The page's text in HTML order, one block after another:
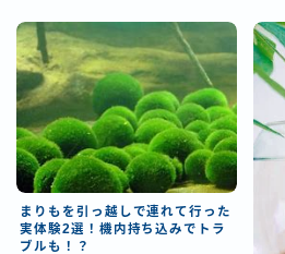
まりもを引っ越しで連れて行った
実体験2選！機内持ち込みでトラ
ブルも！？